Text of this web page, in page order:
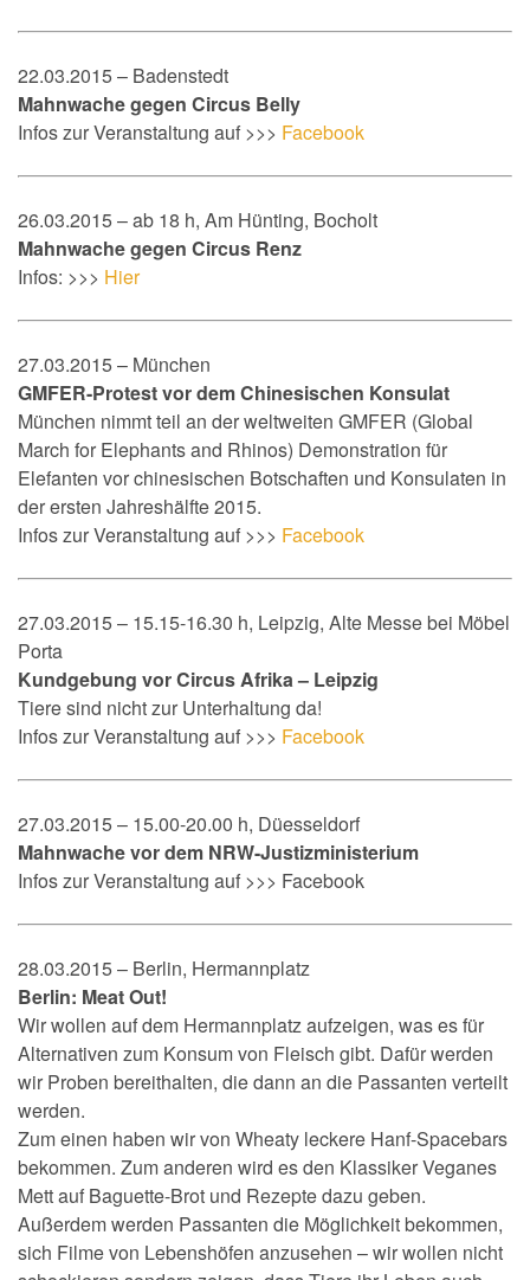
22.03.2015 – Badenstedt
Mahnwache gegen Circus Belly
Infos zur Veranstaltung auf >>> Facebook
26.03.2015 – ab 18 h, Am Hünting, Bocholt
Mahnwache gegen Circus Renz
Infos: >>> Hier
27.03.2015 – München
GMFER-Protest vor dem Chinesischen Konsulat
München nimmt teil an der weltweiten GMFER (Global
March for Elephants and Rhinos) Demonstration für
Elefanten vor chinesischen Botschaften und Konsulaten in
der ersten Jahreshälfte 2015.
Infos zur Veranstaltung auf >>> Facebook
27.03.2015 – 15.15-16.30 h, Leipzig, Alte Messe bei Möbel
Porta
Kundgebung vor Circus Afrika – Leipzig
Tiere sind nicht zur Unterhaltung da!
Infos zur Veranstaltung auf >>> Facebook
27.03.2015 – 15.00-20.00 h, Düesseldorf
Mahnwache vor dem NRW-Justizministerium
Infos zur Veranstaltung auf >>> Facebook
28.03.2015 – Berlin, Hermannplatz
Berlin: Meat Out!
Wir wollen auf dem Hermannplatz aufzeigen, was es für
Alternativen zum Konsum von Fleisch gibt. Dafür werden
wir Proben bereithalten, die dann an die Passanten verteilt
werden.
Zum einen haben wir von Wheaty leckere Hanf-Spacebars
bekommen. Zum anderen wird es den Klassiker Veganes
Mett auf Baguette-Brot und Rezepte dazu geben.
Außerdem werden Passanten die Möglichkeit bekommen,
sich Filme von Lebenshöfen anzusehen – wir wollen nicht